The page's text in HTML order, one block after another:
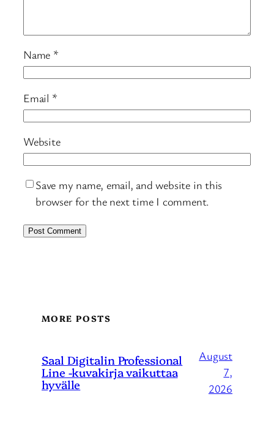
Name *
Email *
Website
Save my name, email, and website in this
browser for the next time I comment.
MORE POSTS
Saal Digitalin Professional
Line -kuvakirja vaikuttaa
hyvälle
August
7,
2026